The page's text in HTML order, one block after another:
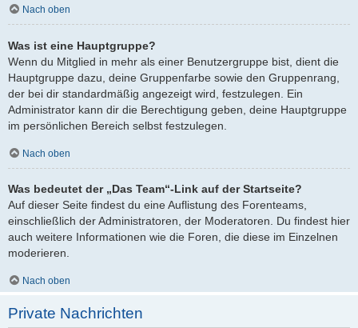
Nach oben
Was ist eine Hauptgruppe?
Wenn du Mitglied in mehr als einer Benutzergruppe bist, dient die
Hauptgruppe dazu, deine Gruppenfarbe sowie den Gruppenrang,
der bei dir standardmäßig angezeigt wird, festzulegen. Ein
Administrator kann dir die Berechtigung geben, deine Hauptgruppe
im persönlichen Bereich selbst festzulegen.
Nach oben
Was bedeutet der „Das Team“-Link auf der Startseite?
Auf dieser Seite findest du eine Auflistung des Forenteams,
einschließlich der Administratoren, der Moderatoren. Du findest hier
auch weitere Informationen wie die Foren, die diese im Einzelnen
moderieren.
Nach oben
Private Nachrichten